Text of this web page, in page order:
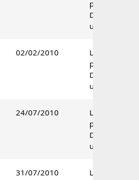
procedente.
Decisão
unânime.
02/02/2010
Lançamento
procedente.
Decisão
unânime.
24/07/2010
Lançamento
procedente.
Decisão
unânime.
31/07/2010
Lançamento